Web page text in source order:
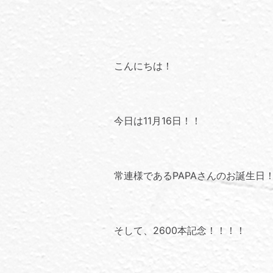
こんにちは！
今日は11月16日！！
常連様であるPAPAさんのお誕生日
そして、2600本記念！！！！